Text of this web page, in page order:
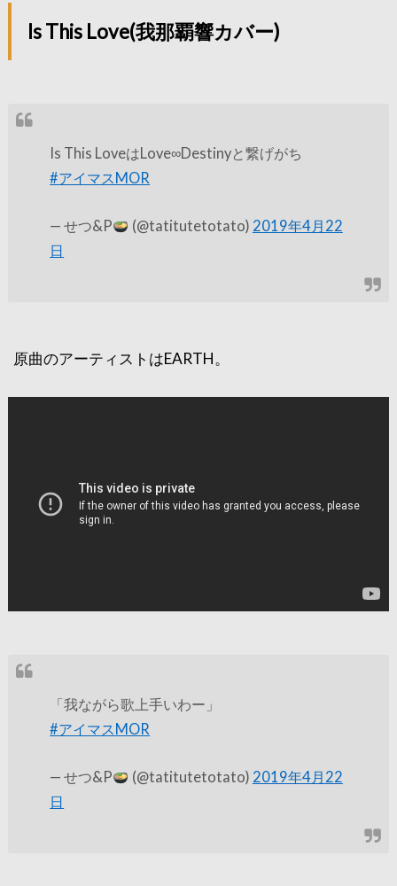
Is This Love(我那覇響カバー)
Is This LoveはLove∞Destinyと繋げがち
#アイマスMOR
— せつ&P (@tatitutetotato) 2019年4月22
日
原曲のアーティストはEARTH。
「我ながら歌上手いわー」
#アイマスMOR
— せつ&P (@tatitutetotato) 2019年4月22
日